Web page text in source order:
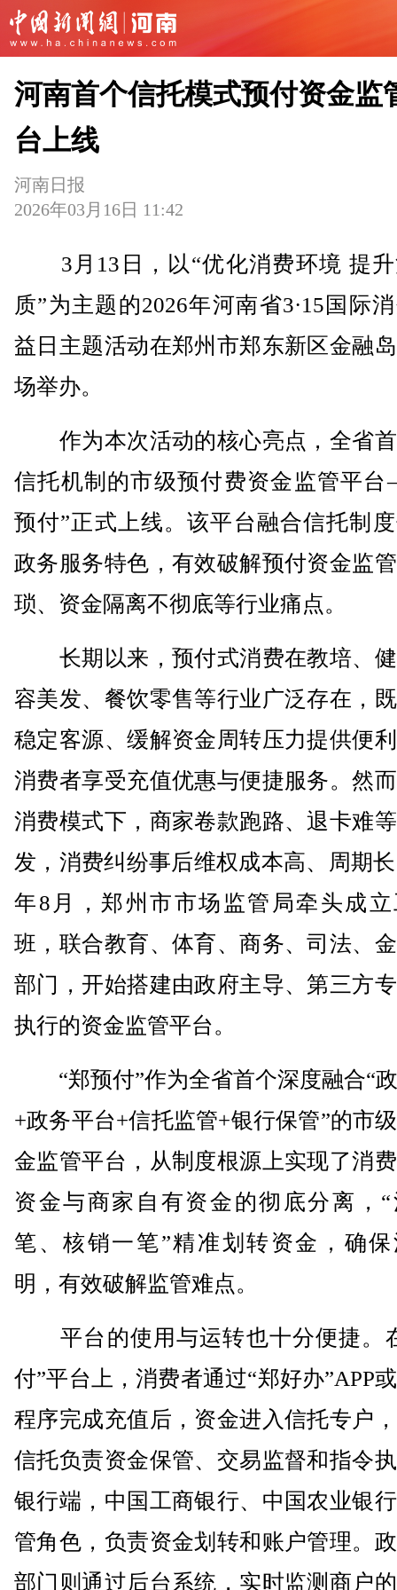
河南首个信托模式预付资金监
台上线
河南日报
2026年03月16日 11:42
3月13日，以“优化消费环境 提升
质”为主题的2026年河南省3·15国际
益日主题活动在郑州市郑东新区金融
场举办。
作为本次活动的核心亮点，全省
信托机制的市级预付费资金监管平
预付”正式上线。该平台融合信托制
政务服务特色，有效破解预付资金监
琐、资金隔离不彻底等行业痛点。
长期以来，预付式消费在教培、
容美发、餐饮零售等行业广泛存在，
稳定客源、缓解资金周转压力提供便
消费者享受充值优惠与便捷服务。然
消费模式下，商家卷款跑路、退卡难
发，消费纠纷事后维权成本高、周期
年8月，郑州市市场监管局牵头成
班，联合教育、体育、商务、司法、
部门，开始搭建由政府主导、第三方
执行的资金监管平台。
“郑预付”作为全省首个深度融合“
+政务平台+信托监管+银行保管”的市
金监管平台，从制度根源上实现了消
资金与商家自有资金的彻底分离，
笔、核销一笔”精准划转资金，确
明，有效破解监管难点。
平台的使用与运转也十分便捷。
付”平台上，消费者通过“郑好办”APP
程序完成充值后，资金进入信托专户
信托负责资金保管、交易监督和指令
银行端，中国工商银行、中国农业银
管角色，负责资金划转和账户管理。
部门则通过后台系统，实时监测商户